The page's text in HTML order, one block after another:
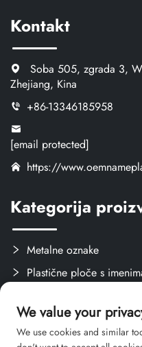
Kontakt
Soba 505, zgrada 3,
Zhejiang, Kina
+86-13346185958
[email protected]
https://
Kategorija
Metalne oznake
Plastične ploče s
Stvari za obuku
We value your
We use cookies and similar